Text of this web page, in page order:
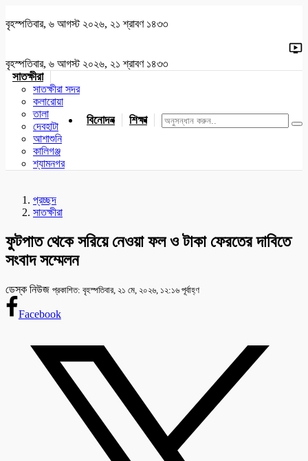
বৃহস্পতিবার, ৬ আগস্ট ২০২৬, ২১ শ্রাবণ ১৪৩৩
বৃহস্পতিবার, ৬ আগস্ট ২০২৬, ২১ শ্রাবণ ১৪৩৩
সাতক্ষীরা
সাতক্ষীরা সদর
কলারোয়া
তালা
দেবহাটা
আশাশুনি
কালিগঞ্জ
শ্যামনগর
বিনোদন শিক্ষা খেলাধুলা জাতীয় যশোর
প্রচ্ছদ
সাতক্ষীরা
ফুটপাত থেকে সরিয়ে নেওয়া ফল ও টাকা ফেরতের দাবিতে
সংবাদ সম্মেলন
ডেস্ক নিউজ প্রকাশিত: বৃহস্পতিবার, ২১ মে, ২০২৬, ১২:১৬ পূর্বাহ্ণ
Facebook